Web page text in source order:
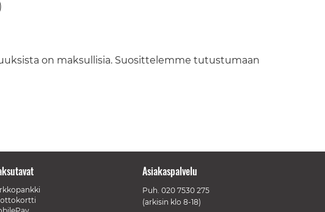
on maksullisia. Suosittelemme tutustumaan
Asiakaspalvelu
Puh. 020 7530 275
(arkisin klo 8-18)